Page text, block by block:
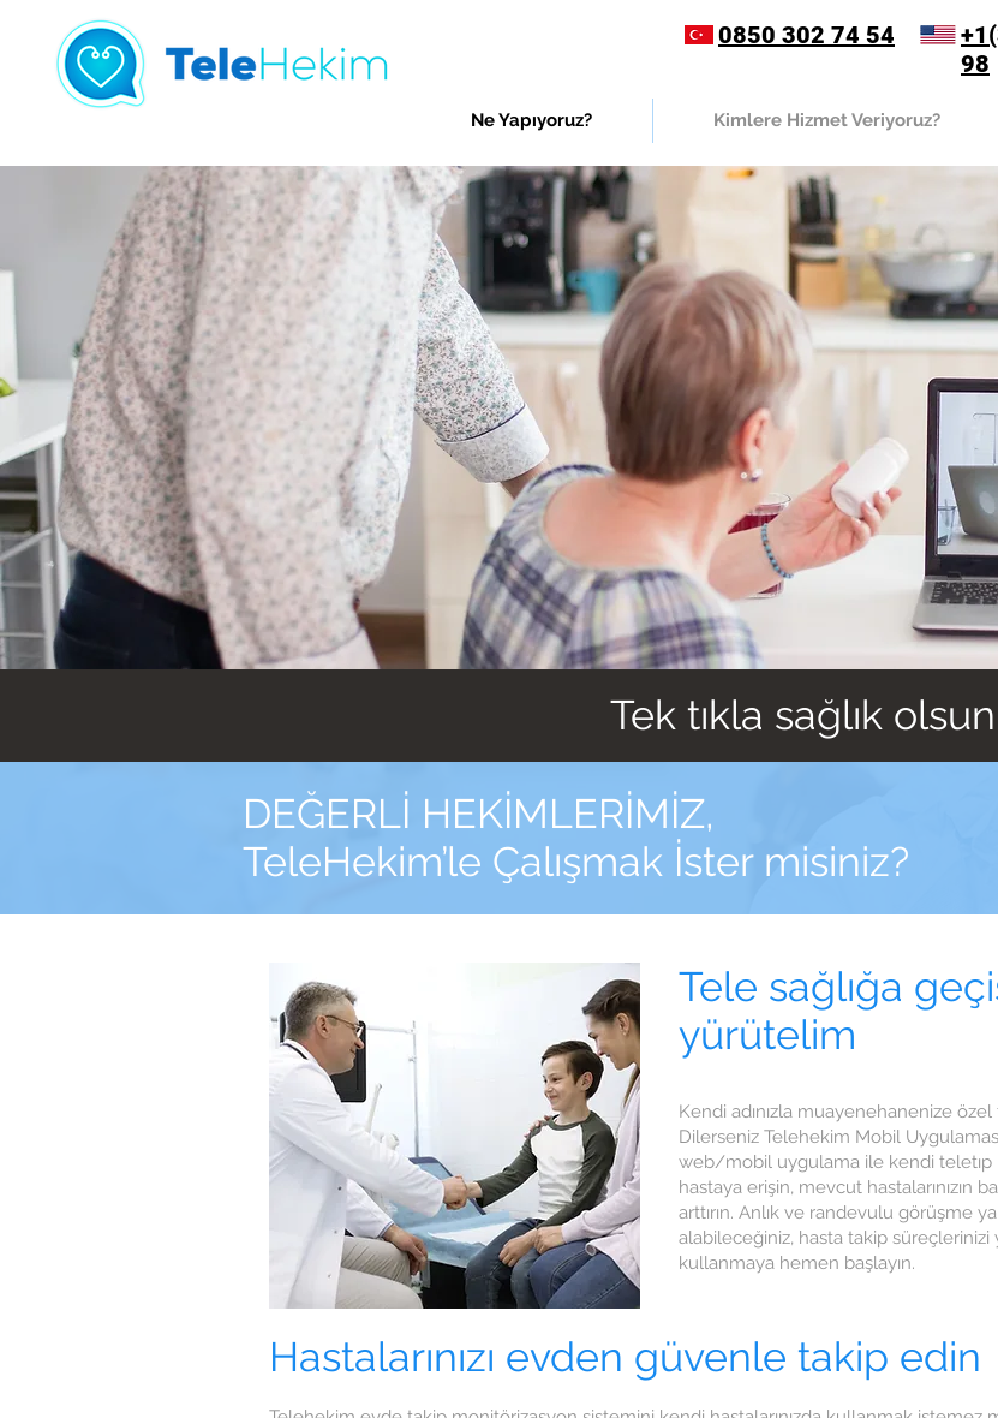
0850 302 74 54
98
Ne Yapıyoruz? Kimlere Hizmet Veriyoruz?
Tek tıkla sağlık
DEĞERLİ HEKİMLERİMİZ,
TeleHekim’le Çalışmak İster misiniz?
Tele sağlığa
yürütelim
Kendi adınızla muayenehanenize
Dilerseniz Telehekim Mobil
web/mobil uygulama ile kendi teletıp
hastaya erişin, mevcut hastalarınızın
arttırın. Anlık ve randevulu görüşme
alabileceğiniz, hasta takip
kullanmaya hemen başlayın.
Hastalarınızı evden güvenle takip edin